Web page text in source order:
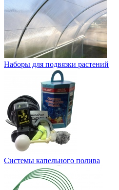
Наборы для подвязки растений
Системы капельного полива